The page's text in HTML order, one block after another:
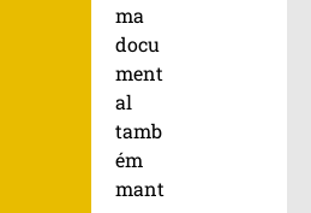
ma
docu
ment
al
tamb
ém
mant